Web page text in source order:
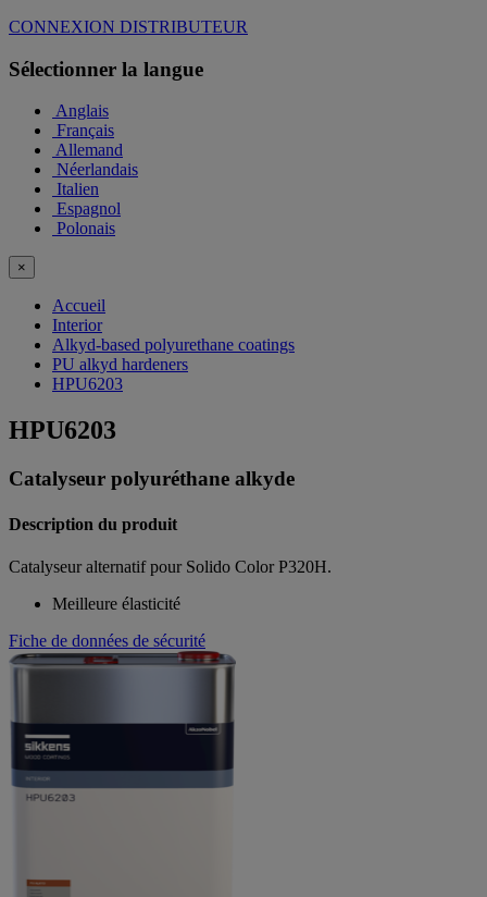
CONNEXION DISTRIBUTEUR
Sélectionner la langue
Anglais
Français
Allemand
Néerlandais
Italien
Espagnol
Polonais
×
Accueil
Interior
Alkyd-based polyurethane coatings
PU alkyd hardeners
HPU6203
HPU6203
Catalyseur polyuréthane alkyde
Description du produit
Catalyseur alternatif pour Solido Color P320H.
Meilleure élasticité
Fiche de données de sécurité